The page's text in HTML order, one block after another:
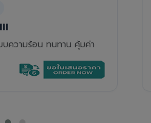
มร้อนรุ่นท็อป ความเร็วสูง